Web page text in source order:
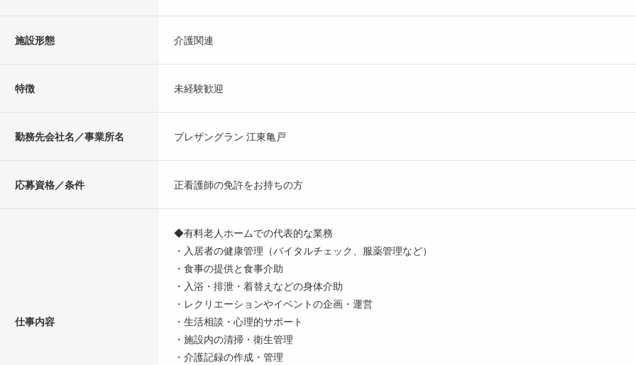
施設形態 介護関連
特徴 未経験歓迎
勤務先会社名／事業所名 プレザングラン 江東亀戸
応募資格／条件 正看護師の免許をお持ちの方
仕事内容
◆有料老人ホームでの代表的な業務
・入居者の健康管理（バイタルチェック、服薬管理など）
・食事の提供と食事介助
・入浴・排泄・着替えなどの身体介助
・レクリエーションやイベントの企画・運営
・生活相談・心理的サポート
・施設内の清掃・衛生管理
・介護記録の作成・管理